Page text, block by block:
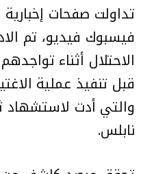
تداولت صفحات
فيسبوك فيديو، تم
الاحتلال أثناء
قبل تنفيذ عملية
والتي أدت لاستشهاد
نابلس.